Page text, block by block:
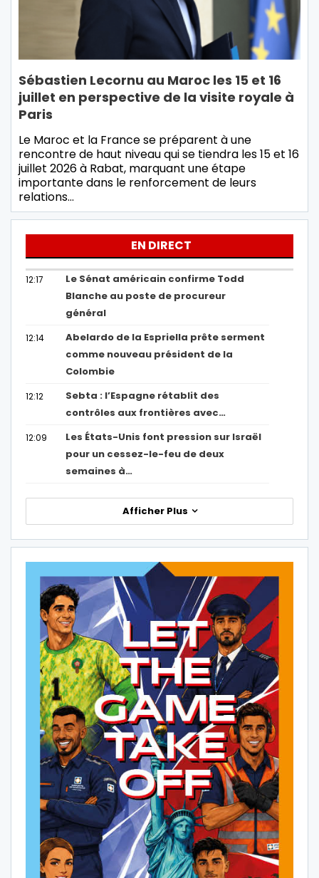
Sébastien Lecornu au Maroc les 15 et 16
juillet en perspective de la visite royale à
Paris
Le Maroc et la France se préparent à une
rencontre de haut niveau qui se tiendra les 15 et 16
juillet 2026 à Rabat, marquant une étape
importante dans le renforcement de leurs
relations…
EN DIRECT
12:17
Le Sénat américain confirme Todd
Blanche au poste de procureur
général
12:14
Abelardo de la Espriella prête serment
comme nouveau président de la
Colombie
12:12
Sebta : l’Espagne rétablit des
contrôles aux frontières avec…
12:09
Les États-Unis font pression sur Israël
pour un cessez-le-feu de deux
semaines à…
Afficher Plus